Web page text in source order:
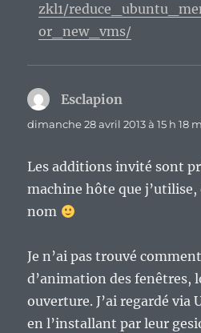
zkl1/
or_new_vms/
Esclapion
dimanche 28 avril 2013 à 15 h 18
Les additions invité sont
machine hôte que
nom
Je n’ai pas trouvé
d’animation des fenêtres,
ouverture. J’ai regardé via
en l’installant par leur